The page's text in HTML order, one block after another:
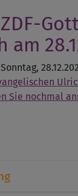
am
Sie nochmal